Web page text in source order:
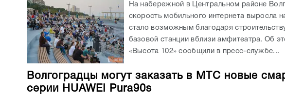
На набережной в Центральном районе
скорость мобильного интернета выросла
стало возможным благодаря
базовой станции вблизи амфитеатра. Об
«Высота 102» сообщили в пресс-службе...
Волгоградцы могут заказать в МТС новые
серии HUAWEI Pura90s